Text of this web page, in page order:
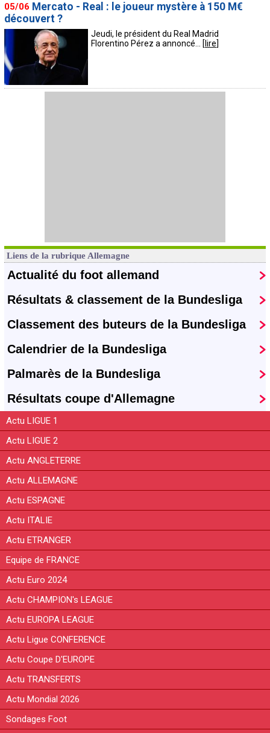
05/06 Mercato - Real : le joueur mystère à 150 M€
découvert ?
Jeudi, le président du Real Madrid
Florentino Pérez a annoncé... [ lire]
Liens de la rubrique Allemagne
Actualité du foot allemand
Résultats & classement de la Bundesliga
Classement des buteurs de la Bundesliga
Calendrier de la Bundesliga
Palmarès de la Bundesliga
Résultats coupe d'Allemagne
Actu LIGUE 1
Actu LIGUE 2
Actu ANGLETERRE
Actu ALLEMAGNE
Actu ESPAGNE
Actu ITALIE
Actu ETRANGER
Equipe de FRANCE
Actu Euro 2024
Actu CHAMPION's LEAGUE
Actu EUROPA LEAGUE
Actu Ligue CONFERENCE
Actu Coupe D'EUROPE
Actu TRANSFERTS
Actu Mondial 2026
Sondages Foot